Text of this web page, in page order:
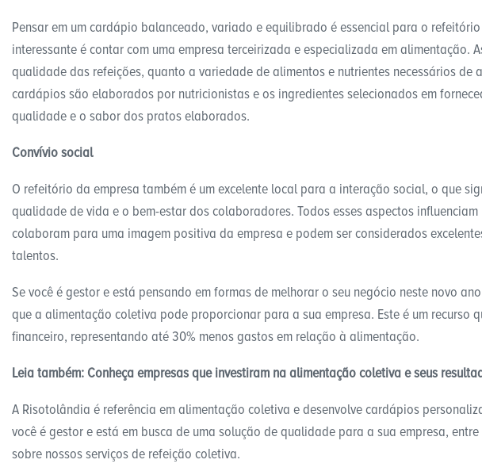
Pensar em um cardápio balanceado, variado e equilibrado é essencial para o
interessante é contar com uma empresa terceirizada e especializada em alimentação.
qualidade das refeições, quanto a variedade de alimentos e nutrientes necessários de
cardápios são elaborados por nutricionistas e os ingredientes selecionados em
qualidade e o sabor dos pratos elaborados.
Convívio social
O refeitório da empresa também é um excelente local para a interação social, o que
qualidade de vida e o bem-estar dos colaboradores. Todos esses aspectos
colaboram para uma imagem positiva da empresa e podem ser considerados
talentos.
Se você é gestor e está pensando em formas de melhorar o seu negócio neste novo
que a alimentação coletiva pode proporcionar para a sua empresa. Este é um recurso
financeiro, representando até 30% menos gastos em relação à alimentação.
Leia também: Conheça empresas que investiram na alimentação coletiva e seus
A Risotolândia é referência em alimentação coletiva e desenvolve cardápios
você é gestor e está em busca de uma solução de qualidade para a sua empresa,
sobre nossos serviços de refeição coletiva.